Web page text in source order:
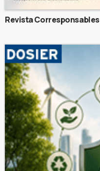
Revista